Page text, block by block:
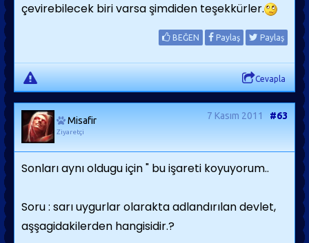
çevirebilecek biri varsa şimdiden teşekkürler.
BEĞEN Paylaş Paylaş
Cevapla
Misafir
Ziyaretçi
7 Kasım 2011 #63
Sonları aynı oldugu için " bu işareti koyuyorum..
Soru : sarı uygurlar olarakta adlandırılan devlet,
aşşagidakilerden hangisidir.?